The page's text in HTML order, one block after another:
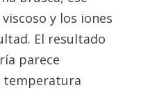
y los iones
El resultado
parece
temperatura